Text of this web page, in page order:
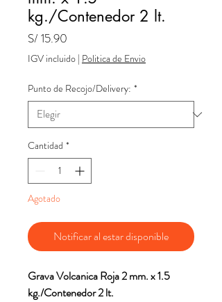
kg./Contenedor 2 lt.
S/ 15.90
IGV incluido | Politica de Envio
Punto de Recojo/Delivery: *
Cantidad *
Agotado
Notificar al estar disponible
Grava Volcanica Roja 2 mm. x 1.5
kg./Contenedor 2 lt.